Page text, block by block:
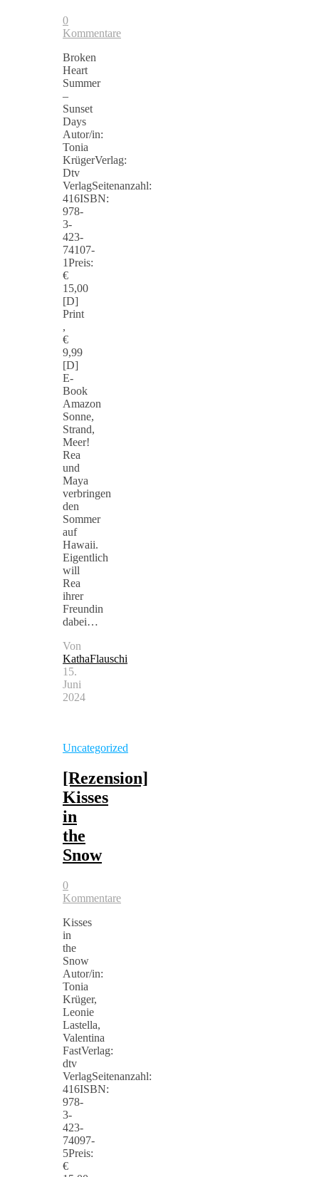
0
Kommentare
Broken
Heart
Summer
–
Sunset
Days
Autor/in:
Tonia
KrügerVerlag:
Dtv
VerlagSeitenanzahl:
416ISBN:
978-
3-
423-
74107-
1Preis:
€
15,00
[D]
Print
,
€
9,99
[D]
E-
Book
Amazon
Sonne,
Strand,
Meer!
Rea
und
Maya
verbringen
den
Sommer
auf
Hawaii.
Eigentlich
will
Rea
ihrer
Freundin
dabei…
Von
KathaFlauschi
15.
Juni
2024
Uncategorized
[Rezension]
Kisses
in
the
Snow
0
Kommentare
Kisses
in
the
Snow
Autor/in:
Tonia
Krüger,
Leonie
Lastella,
Valentina
FastVerlag:
dtv
VerlagSeitenanzahl:
416ISBN:
978-
3-
423-
74097-
5Preis:
€